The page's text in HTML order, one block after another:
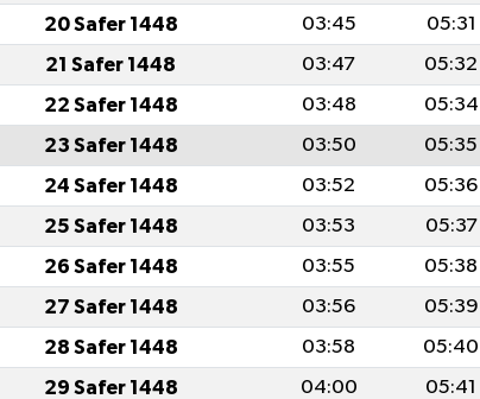
20 Safer 1448 03:45 05:31
21 Safer 1448 03:47 05:32
22 Safer 1448 03:48 05:34
23 Safer 1448 03:50 05:35
24 Safer 1448 03:52 05:36
25 Safer 1448 03:53 05:37
26 Safer 1448 03:55 05:38
27 Safer 1448 03:56 05:39
28 Safer 1448 03:58 05:40
29 Safer 1448 04:00 05:41